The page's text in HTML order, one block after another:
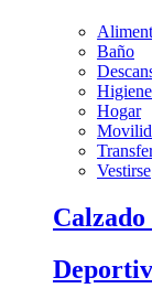
Baño
Hogar
Vestirse